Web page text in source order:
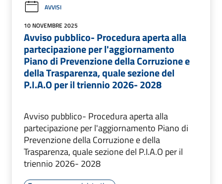
AVVISI
10 NOVEMBRE 2025
Avviso pubblico- Procedura aperta alla
partecipazione per l'aggiornamento
Piano di Prevenzione della Corruzione e
della Trasparenza, quale sezione del
P.I.A.O per il triennio 2026- 2028
Avviso pubblico- Procedura aperta alla
partecipazione per l'aggiornamento Piano di
Prevenzione della Corruzione e della
Trasparenza, quale sezione del P.I.A.O per il
triennio 2026- 2028